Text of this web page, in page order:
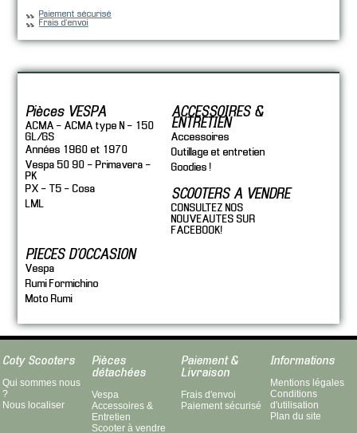
Paiement sécurisé
Frais d'envoi
Pièces VESPA
ACMA - ACMA type N - 150
GL/GS
Années 1960 et 1970
Vespa 50 90 - Primavera -
PK
PX - T5 - Cosa
LML
ACCESSOIRES &
ENTRETIEN
Accessoires
Outillage et entretien
Goodies !
SCOOTERS A VENDRE
CONSULTEZ NOS
NOUVEAUTES SUR
FACEBOOK!
PIECES D'OCCASION
Vespa
Rumi Formichino
Moto Rumi
Coty Scooters
Qui sommes nous
?
Nous localiser
Pièces
détachées
Vespa
Accessoires &
Entretien
Scooter à vendre
Paiement &
Livraison
Frais d'envoi
Paiement sécurisé
Informations
Mentions légales
Conditions
d'utilisation
Plan du site